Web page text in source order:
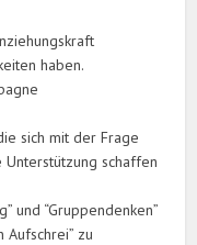
haben.
sich mit der Frage
schaffen
und “Gruppendenken”
Aufschrei” zu